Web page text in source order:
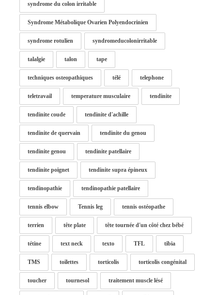
syndrome du colon irritable
Syndrome Métabolique Ovarien Polyendocrinien
syndrome rotulien syndromeducolonirritable
talalgie talon tape
techniques osteopathiques télé telephone
teletravail temperature musculaire tendinite
tendinite coude tendinite d'achille
tendinite de quervain tendinite du genou
tendinite genou tendinite patellaire
tendinite poignet tendinite supra épineux
tendinopathie tendinopathie patellaire
tennis elbow Tennis leg tennis ostéopathe
terrien tête plate tête tournée d'un côté chez bébé
tétine text neck texto TFL tibia
TMS toilettes torticolis torticolis congénital
toucher tournesol traitement muscle lésé